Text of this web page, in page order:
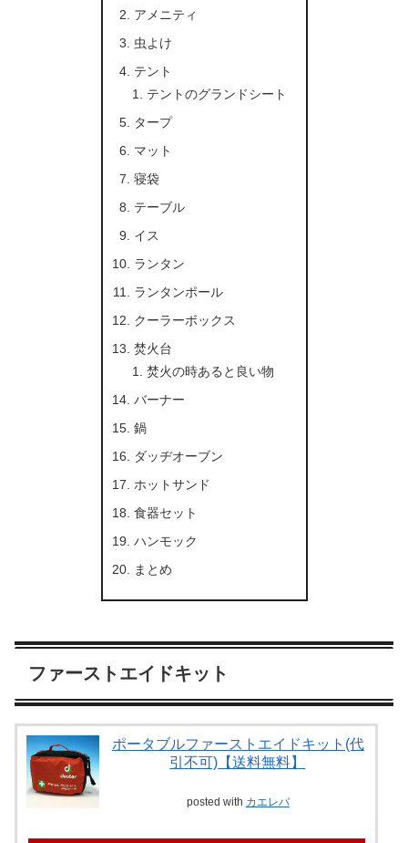
アメニティ
虫よけ
テント
テントのグランドシート
タープ
マット
寝袋
テーブル
イス
ランタン
ランタンポール
クーラーボックス
焚火台
焚火の時あると良い物
バーナー
鍋
ダッヂオーブン
ホットサンド
食器セット
ハンモック
まとめ
ファーストエイドキット
ポータブルファーストエイドキット(代
引不可)【送料無料】
posted with カエレバ